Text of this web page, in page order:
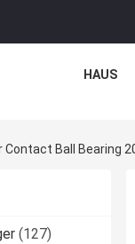
HAUS
Contact Ball Bearing
(127)